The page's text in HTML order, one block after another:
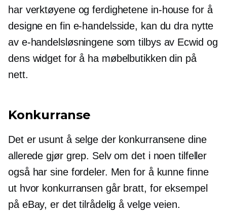
har verktøyene og ferdighetene in-house for å
designe en fin e-handelsside, kan du dra nytte
av e-handelsløsningene som tilbys av Ecwid og
dens widget for å ha møbelbutikken din på
nett.
Konkurranse
Det er usunt å selge der konkurransene dine
allerede gjør grep. Selv om det i noen tilfeller
også har sine fordeler. Men for å kunne finne
ut hvor konkurransen går bratt, for eksempel
på eBay, er det tilrådelig å velge veien.